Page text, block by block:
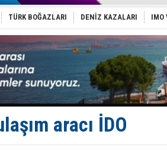
Hat-San
Med
Tekne, su
Dışişleri
Depo ve
Kruvaziyer
SES
TÜRK BOĞAZLARI DENİZ KAZALARI IMO
aracı İDO